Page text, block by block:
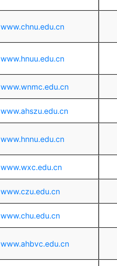
www.chnu.edu.cn
www.hnuu.edu.cn
www.wnmc.edu.cn
www.ahszu.edu.cn
www.hnnu.edu.cn
www.wxc.edu.cn
www.czu.edu.cn
www.chu.edu.cn
www.ahbvc.edu.cn